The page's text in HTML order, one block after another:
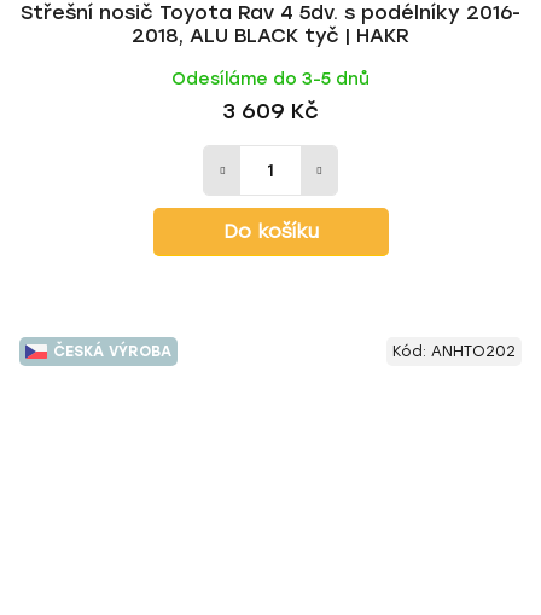
Střešní nosič Toyota Rav 4 5dv. s podélníky 2016-
2018, ALU BLACK tyč | HAKR
Odesíláme do 3-5 dnů
3 609 Kč
Do košíku
ČESKÁ VÝROBA Kód: ANHTO202